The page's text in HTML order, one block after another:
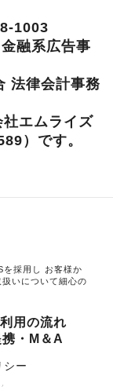
1003
融系広告事
法律会計事務
社エムライズ
）です。
を採用し お客様か
いについて細心の
用の流れ
・M＆A
シー